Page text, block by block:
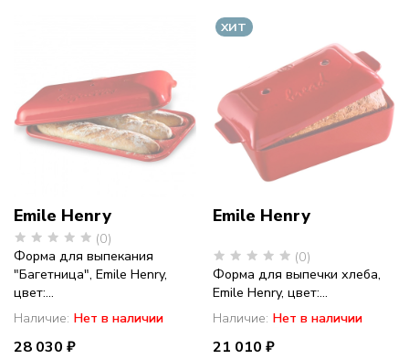
Emile Henry
(0)
Форма для выпекания
"Багетница", Emile Henry,
цвет:...
Наличие: Нет в наличии
28 030 ₽
ХИТ
Emile Henry
(0)
Форма для выпечки хлеба,
Emile Henry, цвет:...
Наличие: Нет в наличии
21 010 ₽